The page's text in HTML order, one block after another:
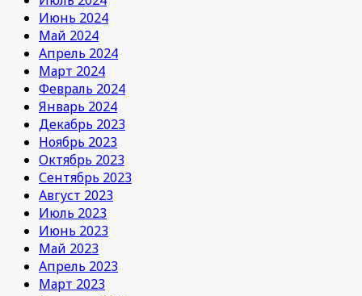
Июнь 2024
Май 2024
Апрель 2024
Март 2024
Февраль 2024
Январь 2024
Декабрь 2023
Ноябрь 2023
Октябрь 2023
Сентябрь 2023
Август 2023
Июль 2023
Июнь 2023
Май 2023
Апрель 2023
Март 2023